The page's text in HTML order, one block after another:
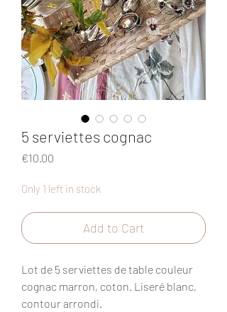
5 serviettes cognac
€10.00
Only 1 left in stock
Add to Cart
Lot de 5 serviettes de table couleur
cognac marron, coton. Liseré blanc,
contour arrondi.